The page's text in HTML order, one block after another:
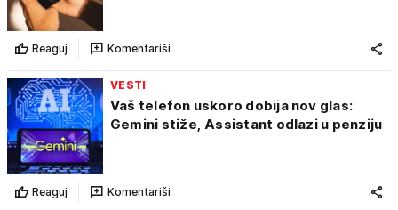
Reaguj Komentariši
VESTI
Vaš telefon uskoro dobija nov glas:
Gemini stiže, Assistant odlazi u penziju
Reaguj Komentariši